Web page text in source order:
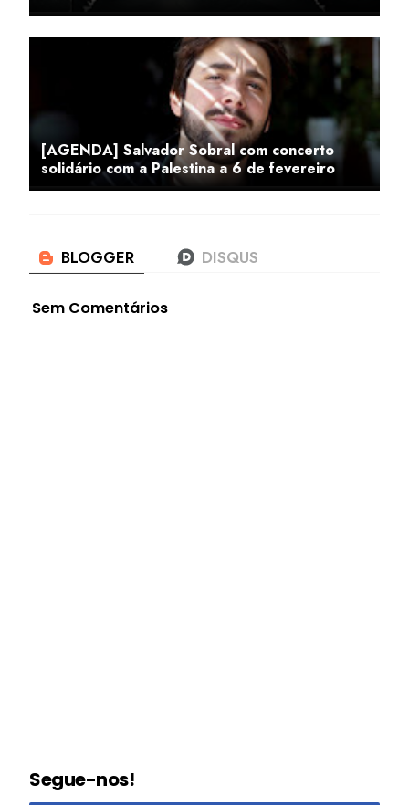
[AGENDA] Salvador Sobral com concerto
solidário com a Palestina a 6 de fevereiro
Sem Comentários
Segue-nos!